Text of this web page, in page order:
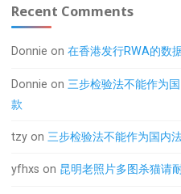
Recent Comments
Donnie on在香港发行RWA的数
Donnie on三步检验法不能作为
款
tzy on三步检验法不能作为国内
yfhxs on 昆明老照片多图杀猫请